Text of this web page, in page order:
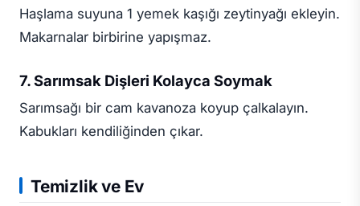
Haşlama suyuna 1 yemek kaşığı zeytinyağı ekleyin.
Makarnalar birbirine yapışmaz.
7. Sarımsak Dişleri Kolayca Soymak
Sarımsağı bir cam kavanoza koyup çalkalayın.
Kabukları kendiliğinden çıkar.
Temizlik ve Ev